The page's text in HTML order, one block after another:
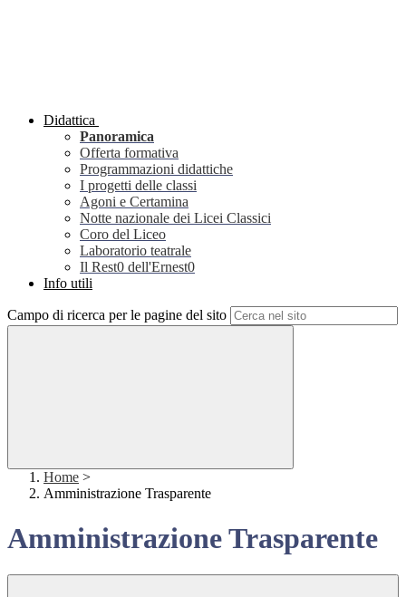
Didattica
Panoramica
Offerta formativa
Programmazioni didattiche
I progetti delle classi
Agoni e Certamina
Notte nazionale dei Licei Classici
Coro del Liceo
Laboratorio teatrale
Il Rest0 dell'Ernest0
Info utili
Campo di ricerca per le pagine del sito
Home >
Amministrazione Trasparente
Amministrazione Trasparente